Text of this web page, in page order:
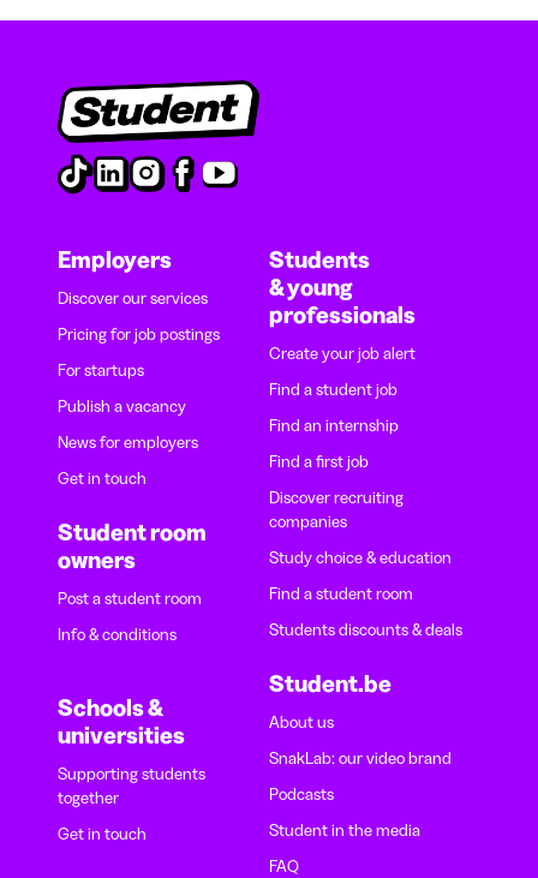
Employers
Discover our services
Pricing for job postings
For startups
Publish a vacancy
News for employers
Get in touch
Student room
owners
Post a student room
Info & conditions
Schools &
universities
Supporting students
together
Get in touch
Students
& young
professionals
Create your job alert
Find a student job
Find an internship
Find a first job
Discover recruiting
companies
Study choice & education
Find a student room
Students discounts & deals
Student.be
About us
SnakLab: our video brand
Podcasts
Student in the media
FAQ